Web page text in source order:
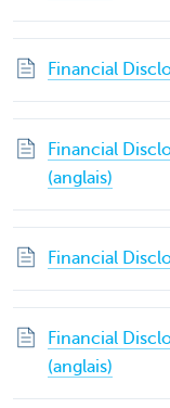
Financial
Financial
(anglais)
Financial
Financial
(anglais)